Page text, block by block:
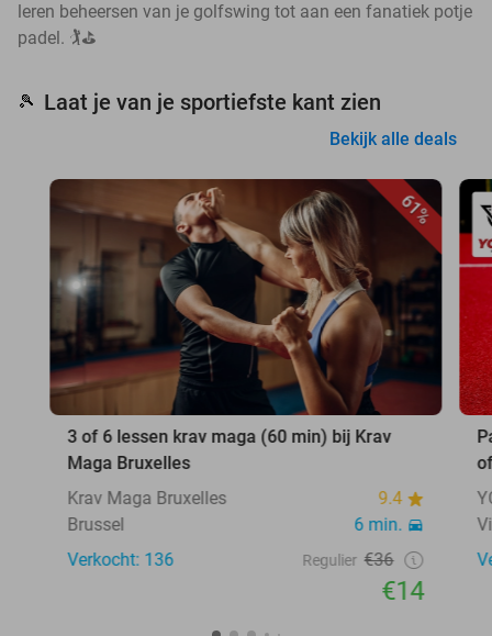
leren beheersen van je golfswing tot aan een fanatiek potje
padel. 🏌️⛳
🎾 Laat je van je sportiefste kant zien
Bekijk alle deals
61%
3 of 6 lessen krav maga (60 min) bij Krav
Maga Bruxelles
Krav Maga Bruxelles
9.4
Brussel
6 min.
Verkocht: 136
Regulier €36
€14